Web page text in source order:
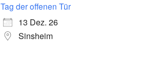
Tag der offenen Tür
13 Dez. 26
Sinsheim